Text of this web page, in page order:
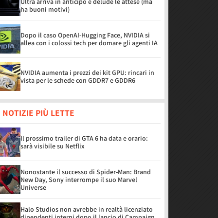
ha buoni motivi)
Dopo il caso OpenAI-Hugging Face, NVIDIA si
allea con i colossi tech per domare gli agenti IA
NVIDIA aumenta i prezzi dei kit GPU: rincari in
vista per le schede con GDDR7 e GDDR6
NOTIZIE PIÙ LETTE
Il prossimo trailer di GTA 6 ha data e orario:
sarà visibile su Netflix
Nonostante il successo di Spider-Man: Brand
New Day, Sony interrompe il suo Marvel
Universe
Halo Studios non avrebbe in realtà licenziato